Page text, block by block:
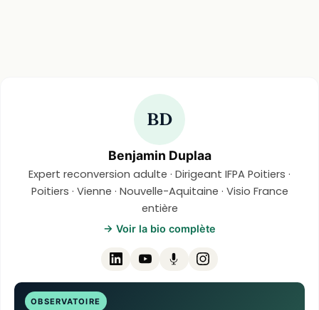
BD
Benjamin Duplaa
Expert reconversion adulte · Dirigeant IFPA Poitiers ·
Poitiers · Vienne · Nouvelle-Aquitaine · Visio France
entière
→ Voir la bio complète
OBSERVATOIRE